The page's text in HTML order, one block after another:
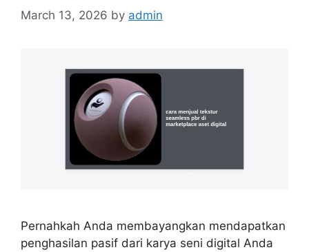
March 13, 2026 by admin
Pernahkah Anda membayangkan mendapatkan
penghasilan pasif dari karya seni digital Anda